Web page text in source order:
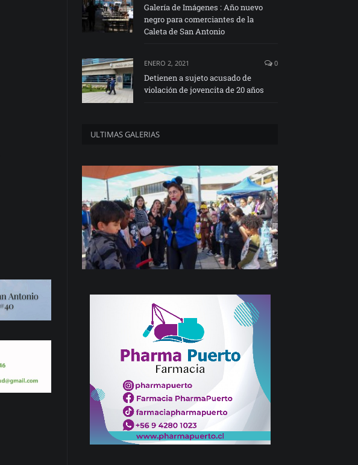
Galería de Imágenes : Año nuevo
negro para comerciantes de la
Caleta de San Antonio
ENERO 2, 2021 0
Detienen a sujeto acusado de
violación de jovencita de 20 años
ULTIMAS GALERIAS